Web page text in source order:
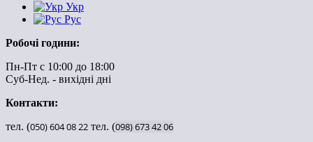
Укр
Рус
Робочі години:
Пн-Пт с 10:00 до 18:00
Суб-Нед. - вихідні дні
Контакти:
тел. (050)6040822 тел. (098)6734206